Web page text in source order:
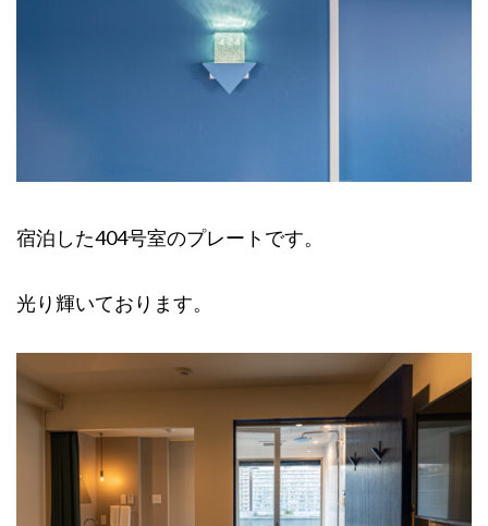
宿泊した404号室のプレートです。
光り輝いております。